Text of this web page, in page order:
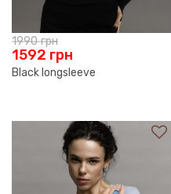
1990грн
1592 грн
Black longsleeve